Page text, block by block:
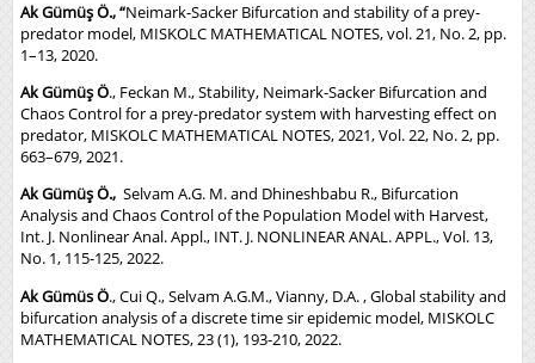
Ak Gümüş Ö., “Neimark-Sacker Bifurcation and stability of a prey-
predator model, MISKOLC MATHEMATICAL NOTES, vol. 21, No. 2, pp.
1–13, 2020.
Ak Gümüş Ö., Feckan M., Stability, Neimark-Sacker Bifurcation and
Chaos Control for a prey-predator system with harvesting effect on
predator, MISKOLC MATHEMATICAL NOTES, 2021, Vol. 22, No. 2, pp.
663–679, 2021.
Ak Gümüş Ö., Selvam A.G. M. and Dhineshbabu R., Bifurcation
Analysis and Chaos Control of the Population Model with Harvest,
Int. J. Nonlinear Anal. Appl., INT. J. NONLINEAR ANAL. APPL., Vol. 13,
No. 1, 115-125, 2022.
Ak Gümüs Ö., Cui Q., Selvam A.G.M., Vianny, D.A. , Global stability and
bifurcation analysis of a discrete time sir epidemic model, MISKOLC
MATHEMATICAL NOTES, 23 (1), 193-210, 2022.